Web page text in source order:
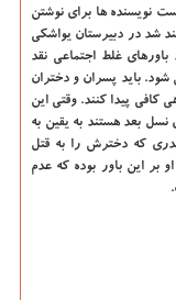
نویسنده ها برای نوشتن
شد در دبیرستان یواشکی
غلط اجتماعی نقد
باید پسران و دختران
کافی پیدا کنند. وقتی این
بعد هستند به یقین به
که دخترش را به قتل
بر این باور بوده که عدم